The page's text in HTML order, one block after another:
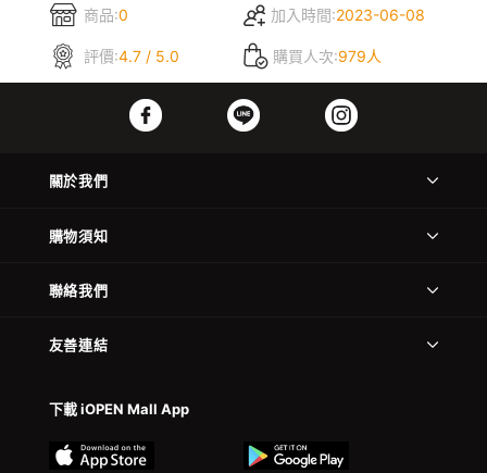
商品:0 加入時間:2023-06-08
評價:4.7 / 5.0 購買人次:979人
關於我們
購物須知
聯絡我們
友善連結
下載 iOPEN Mall App